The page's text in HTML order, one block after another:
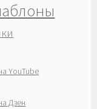
YouTube
Дзен